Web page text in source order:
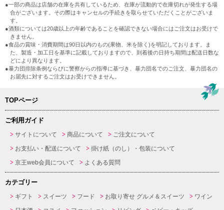
●一部の商品は店舗の在庫を共有しているため、在庫が流動的で在庫切れが発生する場
合がございます。その際はキャンセルの手続きを取らせていただくことがございま
す。
●酒類については20歳以上の年齢であることを確認できない場合にはご注文はお受けで
きません。
●食品の賞味・消費期間は90日以内のもの(果物、米を除く)を明記しております。ま
た、製造・加工日を基準に記載しておりますので、到着後の日持ち期間は配送日数な
どにより異なります。
●暴力団排除条例ならびに警察からの指導に基づき、暴力団名でのご注文、暴力団名の
お届先に対するご注文はお受けできません。
TOPページ
ご利用ガイド
サイトについて 商品について
ご注文について
お支払い・配送について
掛け紙（のし）・包装について
京王web会員について
よくある質問
カテゴリー
ギフト スイーツ フード お取り寄せ グルメ＆スイーツ
ワイン